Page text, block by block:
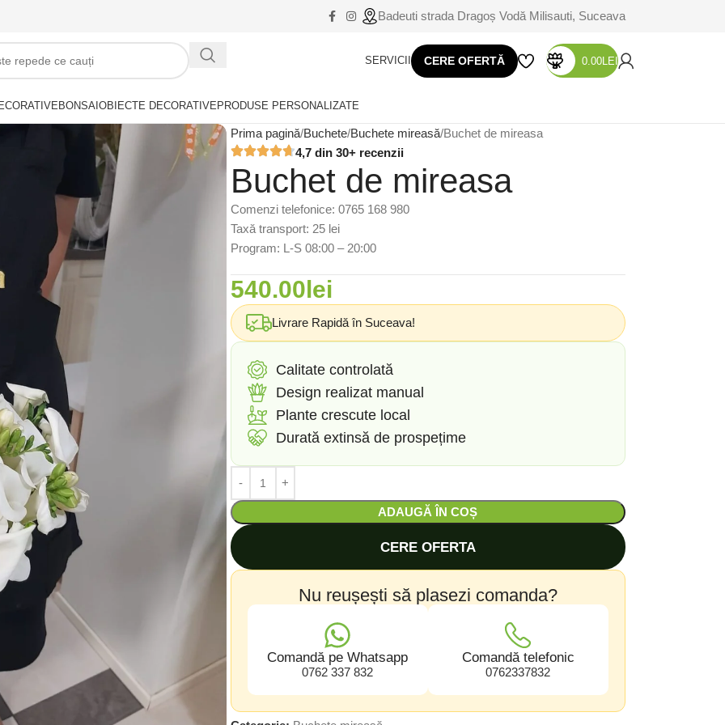
Badeuti strada Dragoș Vodă Milisauti, Suceava
SERVICII CERE OFERTĂ 0.00LEI
BONSAI OBIECTE DECORATIVE PRODUSE PERSONALIZATE
Prima pagină Buchete Buchete mireasă Buchet de mireasa
4,7 din 30+ recenzii
Buchet de mireasa
Comenzi telefonice: 0765 168 980
Taxă transport: 25 lei
Program: L-S 08:00 – 20:00
540.00lei
Livrare Rapidă în Suceava!
Calitate controlată
Design realizat manual
Plante crescute local
Durată extinsă de prospețime
ADAUGĂ ÎN COȘ
CERE OFERTA
Nu reușești să plasezi comanda?
Comandă pe Whatsapp
0762 337 832
Comandă telefonic
0762337832